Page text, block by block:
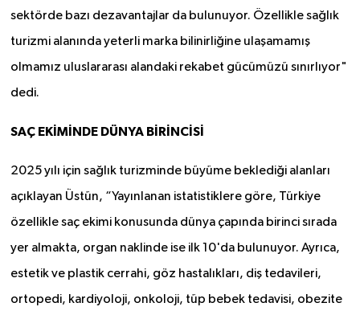
sektörde bazı dezavantajlar da bulunuyor. Özellikle sağlık
turizmi alanında yeterli marka bilinirliğine ulaşamamış
olmamız uluslararası alandaki rekabet gücümüzü sınırlıyor"
dedi.
SAÇ EKİMİNDE DÜNYA BİRİNCİSİ
2025 yılı için sağlık turizminde büyüme beklediği alanları
açıklayan Üstün, “Yayınlanan istatistiklere göre, Türkiye
özellikle saç ekimi konusunda dünya çapında birinci sırada
yer almakta, organ naklinde ise ilk 10'da bulunuyor. Ayrıca,
estetik ve plastik cerrahi, göz hastalıkları, diş tedavileri,
ortopedi, kardiyoloji, onkoloji, tüp bebek tedavisi, obezite